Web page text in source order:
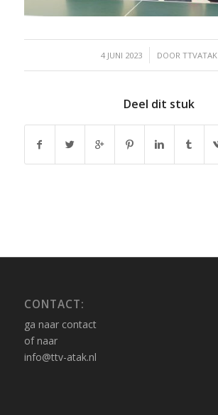
4 JUNI 2023
/ DOOR TTVATAK
Deel dit stuk
CONTACT:
ga naar contact
of naar
info@ttv-atak.nl